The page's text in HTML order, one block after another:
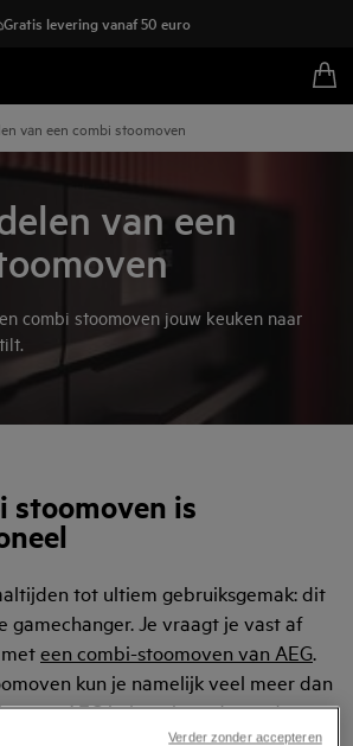
Gratis levering vanaf 50 euro
van een combi stoomoven
van een
combi stoomoven jouw keuken naar
stoomoven is
tot ultiem gebruiksgemak: dit
gamechanger. Je vraagt je vast af
een combi-stoomoven van AEG.
kun je namelijk veel meer dan
van AEG helpen je onder andere
Verder zonder accepteren